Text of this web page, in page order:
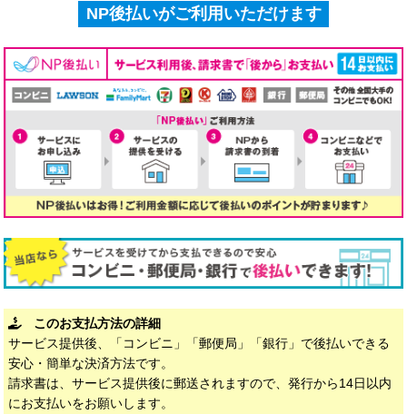
NP後払いがご利用いただけます
このお支払方法の詳細
サービス提供後、「コンビニ」「郵便局」「銀行」で後払いできる
安心・簡単な決済方法です。
請求書は、サービス提供後に郵送されますので、発行から14日以内
にお支払いをお願いします。